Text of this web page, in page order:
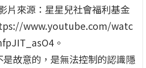
片來源：星星兒社會福利基金
www.youtube.com/watc
。
是故意的，是無法控制的認識隱